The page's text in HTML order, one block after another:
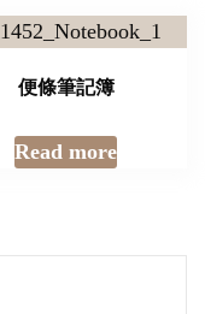
便條筆記簿
Read more